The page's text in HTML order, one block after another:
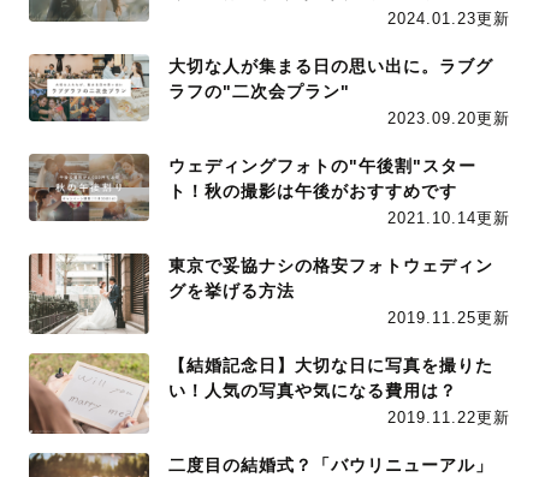
2024.01.23更新
大切な人が集まる日の思い出に。ラブグ
ラフの"二次会プラン"
2023.09.20更新
ウェディングフォトの"午後割"スター
ト！秋の撮影は午後がおすすめです
2021.10.14更新
東京で妥協ナシの格安フォトウェディン
グを挙げる方法
2019.11.25更新
【結婚記念日】大切な日に写真を撮りた
い！人気の写真や気になる費用は？
2019.11.22更新
二度目の結婚式？「バウリニューアル」